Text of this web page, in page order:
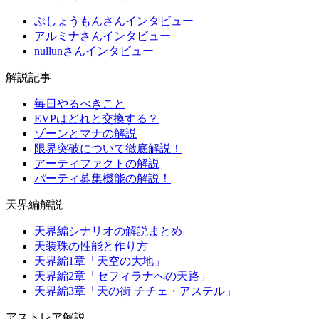
ぶしょうもんさんインタビュー
アルミナさんインタビュー
nullunさんインタビュー
解説記事
毎日やるべきこと
EVPはどれと交換する？
ゾーンとマナの解説
限界突破について徹底解説！
アーティファクトの解説
パーティ募集機能の解説！
天界編解説
天界編シナリオの解説まとめ
天装珠の性能と作り方
天界編1章「天空の大地」
天界編2章「セフィラナへの天路」
天界編3章「天の街 チチェ・アステル」